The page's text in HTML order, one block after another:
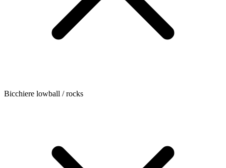
Bicchiere lowball / rocks